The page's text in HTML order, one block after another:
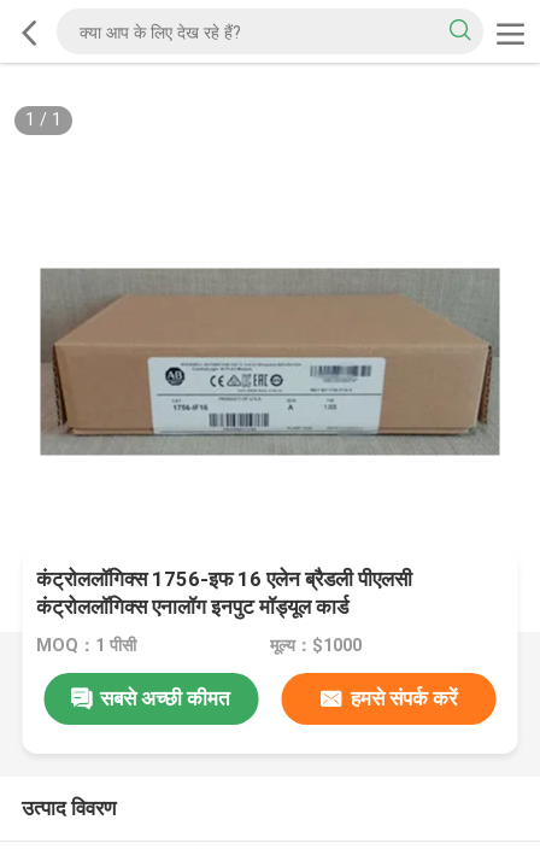
1 / 1
कंट्रोललॉगिक्स 1756-इफ 16 एलेन ब्रैडली पीएलसी
कंट्रोललॉगिक्स एनालॉग इनपुट मॉड्यूल कार्ड
MOQ：1 पीसी मूल्य：$1000
सबसे अच्छी कीमत हमसे संपर्क करें
उत्पाद विवरण